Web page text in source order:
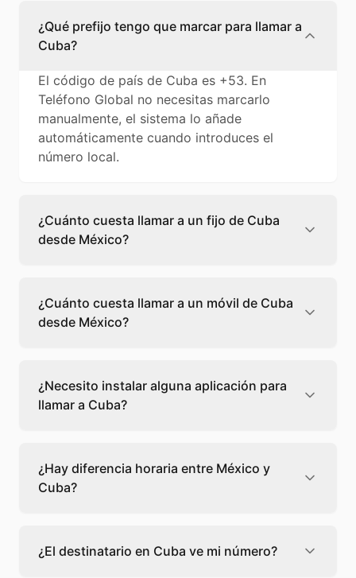
¿Qué prefijo tengo que marcar para llamar a
Cuba?
El código de país de Cuba es +53. En
Teléfono Global no necesitas marcarlo
manualmente, el sistema lo añade
automáticamente cuando introduces el
número local.
¿Cuánto cuesta llamar a un fijo de Cuba
desde México?
0,32 €/min con Teléfono Global. Verás el
precio exacto antes de marcar para que
sepas qué vas a gastar.
¿Cuánto cuesta llamar a un móvil de Cuba
desde México?
cuesta 0,32 €/min con Teléfono Global. Pagas
solo los minutos que hablas, sin cuotas ni
permanencia.
¿Necesito instalar alguna aplicación para
llamar a Cuba?
desde tu navegador web. Solo necesitas una
conexión a internet y podrás llamar
directamente a Cuba.
¿Hay diferencia horaria entre México y
Cuba?
escoge el mejor momento
llamar a a Cuba.
¿El destinatario en Cuba ve mi número?